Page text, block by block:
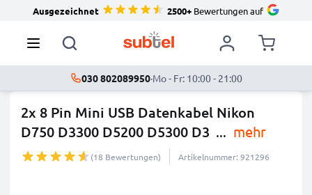
Ausgezeichnet 2500+Bewertungen auf
030 802089950·Mo - Fr: 10:00 - 21:00
2x 8 Pin Mini USB Datenkabel Nikon
D750 D3300 D5200 D5300 D3 ... mehr
(18 Bewertungen) Artikelnummer: 921296